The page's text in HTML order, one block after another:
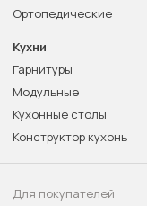
Ортопедические
Кухни
Гарнитуры
Модульные
Кухонные столы
Конструктор кухонь
Для покупателей